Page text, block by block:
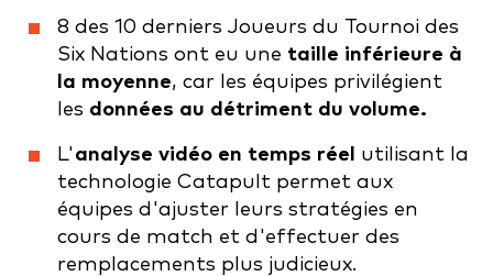
8 des 10 derniers Joueurs du Tournoi des
Six Nations ont eu une taille inférieure à
la moyenne, car les équipes privilégient
les données au détriment du volume.
L'analyse vidéo en temps réel
utilisant la
technologie Catapult permet aux
équipes d'ajuster leurs stratégies en
cours de match et d'effectuer des
remplacements plus judicieux.